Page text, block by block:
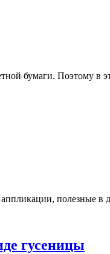
бумаги. Поэтому в
полезные
гусеницы